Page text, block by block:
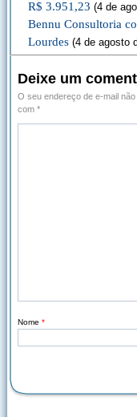
R$ 3.951,23 (4 de
Bennu Consultoria
Lourdes (4 de agosto
Deixe um
O seu endereço de e-mail não
com *
Nome *